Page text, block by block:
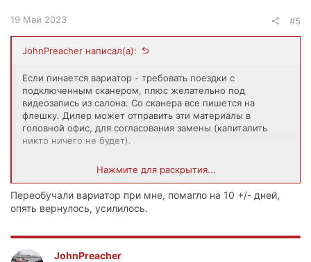
19 Май 2023 #5
JohnPreacher написал(а):
Если пинается вариатор - требовать поездки с
подключенным сканером, плюс желательно под
видеозапись из салона. Со сканера все пишется на
флешку. Дилер может отправить эти материалы в
головной офис, для согласования замены (капиталить
никто ничего не будет).
После поездки решать, что к чему.
Как вариант, должны бесплатно переобучить вариатор -
это может помочь.
Нажмите для раскрытия...
Переобучали вариатор при мне, помагло на 10 +/- дней,
опять вернулось, усилилось.
JohnPreacher